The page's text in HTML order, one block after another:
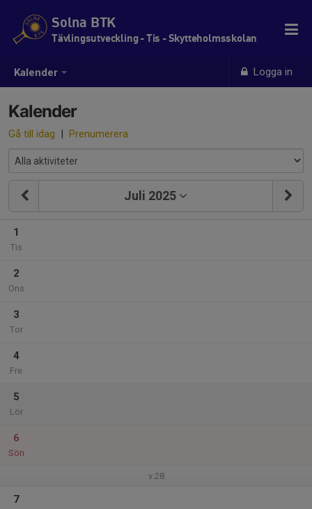
Kalender Logga in
Solna BTK
Tävlingsutveckling - Tis - Skytteholmsskolan
Kalender
Gå till idag | Prenumerera
Juli 2025
1
Tis
2
Ons
3
Tor
4
Fre
5
Lör
6
Sön
v.28
7